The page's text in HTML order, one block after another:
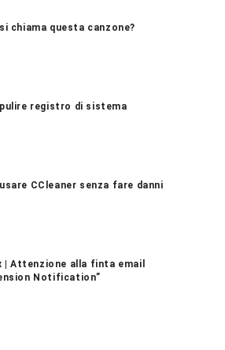
chiama questa canzone?
registro di sistema
CCleaner senza fare danni
| Attenzione alla finta email
Notification”